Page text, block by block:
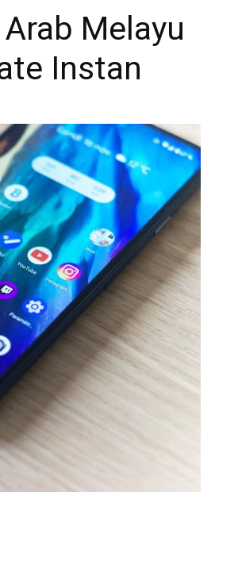
Melayu
Instan